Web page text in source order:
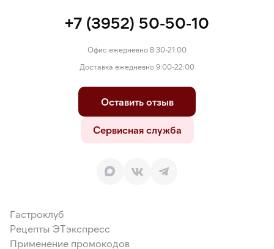
+7 (3952) 50-50-10
Офис ежедневно 8:30-21:00
Доставка ежедневно 9:00-22:00
Оставить отзыв
Сервисная служба
Гастроклуб
Рецепты ЭТэкспресс
Применение промокодов